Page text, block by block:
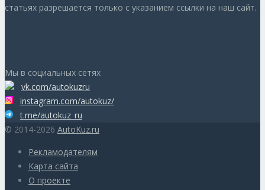
статьях разрешается только с указанием ссылки на наш сайт.
Мы в социальных сетях
vk.com/autokuzru
instagram.com/autokuz/
t.me/autokuz_ru
© 2014-2026 AutoKuz.ru
Рекламодателям
Карта сайта
О проекте